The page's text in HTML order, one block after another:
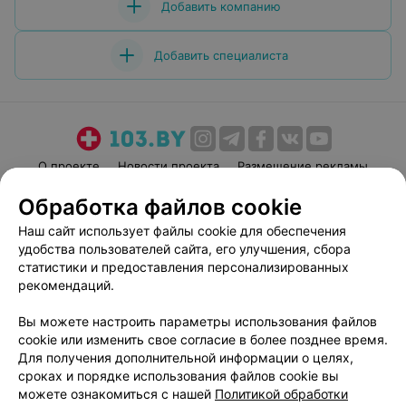
Добавить компанию
Добавить специалиста
О проекте Новости проекта
Размещение рекламы
Пользовательское соглашение
Способы оплаты
Вакансии
Партнеры
Написать руководителю 103.by
Персональные настройки cookie
Обработка персональных данных
Обработка файлов cookie
Наш сайт использует файлы cookie для обеспечения
удобства пользователей сайта, его улучшения, сбора
статистики и предоставления персонализированных
рекомендаций.
Вы можете настроить параметры использования файлов
cookie или изменить свое согласие в более позднее время.
Для получения дополнительной информации о целях,
сроках и порядке использования файлов cookie вы
можете ознакомиться с нашей Политикой обработки